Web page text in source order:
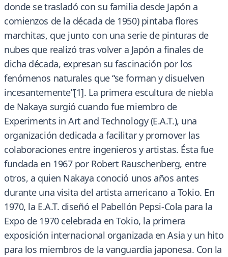
donde se trasladó con su familia desde Japón a
comienzos de la década de 1950) pintaba flores
marchitas, que junto con una serie de pinturas de
nubes que realizó tras volver a Japón a finales de
dicha década, expresan su fascinación por los
fenómenos naturales que “se forman y disuelven
incesantemente”[1]. La primera escultura de niebla
de Nakaya surgió cuando fue miembro de
Experiments in Art and Technology (E.A.T.), una
organización dedicada a facilitar y promover las
colaboraciones entre ingenieros y artistas. Ésta fue
fundada en 1967 por Robert Rauschenberg, entre
otros, a quien Nakaya conoció unos años antes
durante una visita del artista americano a Tokio. En
1970, la E.A.T. diseñó el Pabellón Pepsi-Cola para la
Expo de 1970 celebrada en Tokio, la primera
exposición internacional organizada en Asia y un hito
para los miembros de la vanguardia japonesa. Con la